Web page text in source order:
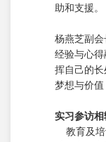
助和支援。
杨燕芝副
经验与心
挥自己的
梦想与价值
实习参访相
教育及培